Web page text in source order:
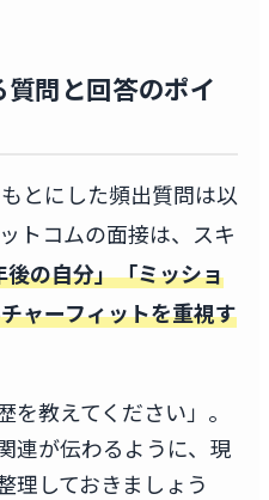
問と回答のポイ
とにした頻出質問は以
トコムの面接は、スキ
の自分」「ミッショ
ャーフィットを重視す
を教えてください」。
連が伝わるように、現
理しておきましょう